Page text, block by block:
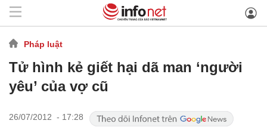
Pháp luật
Tử hình kẻ giết hại dã man ‘người
yêu’ của vợ cũ
26/07/2012 - 17:28